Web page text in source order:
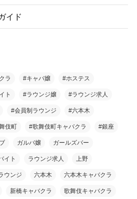
イド
ラ #キャバ嬢 #ホステス
ト #ラウンジ嬢 #ラウンジ求人
#会員制ラウンジ #六本木
伎町 #歌舞伎町キャバクラ #銀座
ガルバ嬢 ガールズバー
イト ラウンジ求人 上野
ウンジ 六本木 六本木キャバクラ
新橋キャバクラ 歌舞伎キャバクラ